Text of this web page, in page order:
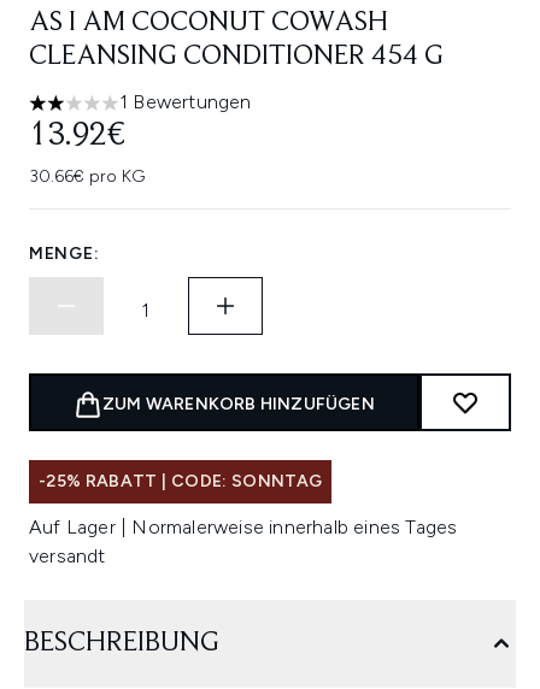
AS I AM COCONUT COWASH
CLEANSING CONDITIONER 454 G
2 stars out of a maximum of 5
1 Bewertungen
13.92€
30.66€ pro KG
MENGE:
ZUM WARENKORB HINZUFÜGEN
-25% RABATT | CODE: SONNTAG
Auf Lager | Normalerweise innerhalb eines Tages
versandt
BESCHREIBUNG